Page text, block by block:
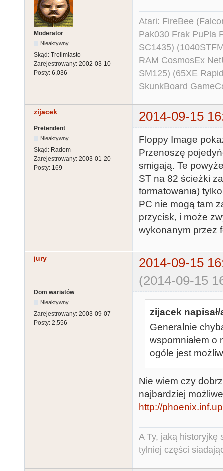
Moderator
Nieaktywny
Skąd: Trollmiasto
Zarejestrowany: 2002-03-10
Posty: 6,036
Atari: FireBee
Pak030 Frak PuPla
SC1435)
RAM CosmosEx
SM125) (65XE
SkunkBoard
zijacek 2014-09-15
Pretendent
Nieaktywny
Skąd: Radom
Zarejestrowany: 2003-01-20
Posty: 169
Floppy Image
Przenoszę
smigają. Te
ST na 82 ścieżki
formatowania)
PC nie mogą tam
przycisk, i może
wykonanym przez
jury
2014-09-15
(2014-09-15
Dom wariatów
Nieaktywny
Zarejestrowany: 2003-09-07
Posty: 2,556
zijacek napisał/
Generalnie
wspomniałem o
ogóle jest
Nie wiem czy
najbardziej
http://
A Ty, jaką historyjkę
tylniej części